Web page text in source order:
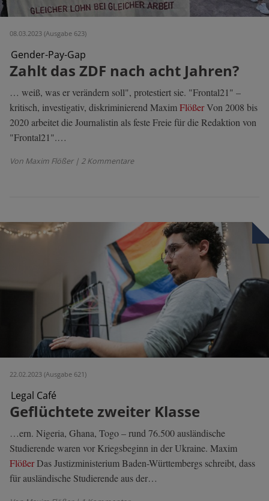
08.03.2023 (Ausgabe 623)
Gen­der-Pay-Gap
Zahlt das ZDF nach acht Jahren?
… weiß, was er verändern soll", protestiert sie. "Frontal21" –
kritisch, investigativ, diskriminierend MaximFlößerVon 2008 bis
2020 arbeitet die Journalistin als feste Freie für die Redaktion von
"Frontal21".…
Von Maxim Flößer| 2 Kommentare
22.02.2023 (Ausgabe 621)
Legal Café
Geflüchtete zweiter Klasse
…ern. Nigeria, Ghana, Togo – rund 76.500 ausländische
Studierende waren vor Kriegsbeginn in der Ukraine. Maxim
FlößerDas Justizministerium Baden-Württembergs schreibt, dass
für ausländische Studierende aus der…